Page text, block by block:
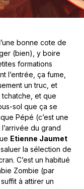
bonne cote de
(bien), y boire
formations
l’entrée, ça fume,
un truc, et
et que
sol que ça se
Pépé (c’est une
du grand
Etienne Jaumet
la sélection de
C’est un habitué
Zombie (par
à attirer un